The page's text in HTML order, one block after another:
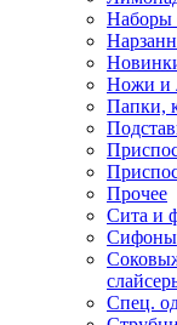
Наборы
Ножи и
Папки,
Прочее
Сита и
Сифоны
Спец.